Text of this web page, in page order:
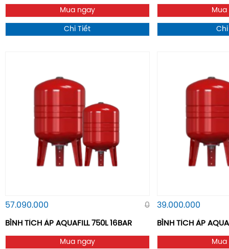
Mua ngay
Chi Tiết
Mua
57.090.000 0
BÌNH TÍCH ÁP AQUAFILL 750L 16BAR
Mua ngay
39.000.000
BÌNH TÍCH ÁP
Mua